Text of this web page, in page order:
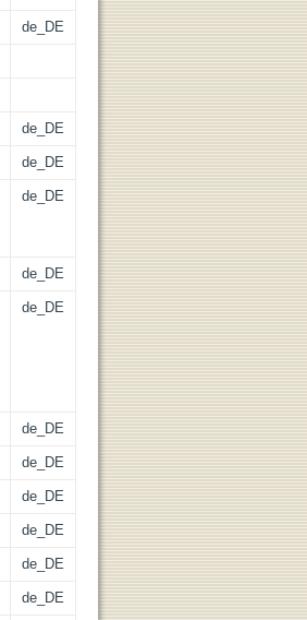
de_DE
de_DE
de_DE
de_DE
de_DE
de_DE
de_DE
de_DE
de_DE
de_DE
de_DE
de_DE